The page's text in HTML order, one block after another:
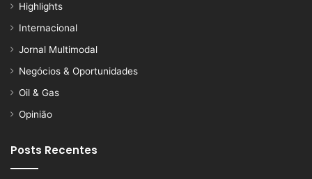
Highlights
Internacional
Jornal Multimodal
Negócios & Oportunidades
Oil & Gas
Opinião
Posts Recentes